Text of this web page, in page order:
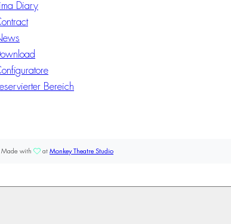
Diary
Bereich
Made with at Monkey Theatre Studio